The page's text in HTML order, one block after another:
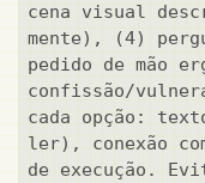
cena visual
mente), (4)
pedido de mão
confissão/
cada opção:
ler), conexão
de execução.